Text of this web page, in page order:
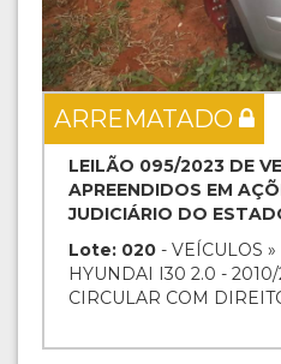
ARREMATADO
LEILÃO 095/2023 DE
APREENDIDOS EM
JUDICIÁRIO DO
Lote: 020 - VEÍCULOS »
HYUNDAI I30 2.0 -
CIRCULAR COM